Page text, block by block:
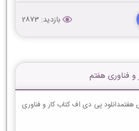
بازدید: 2873
و فناوری هفتم
هفتمدانلود پی دی اف کتاب کار و فناوری